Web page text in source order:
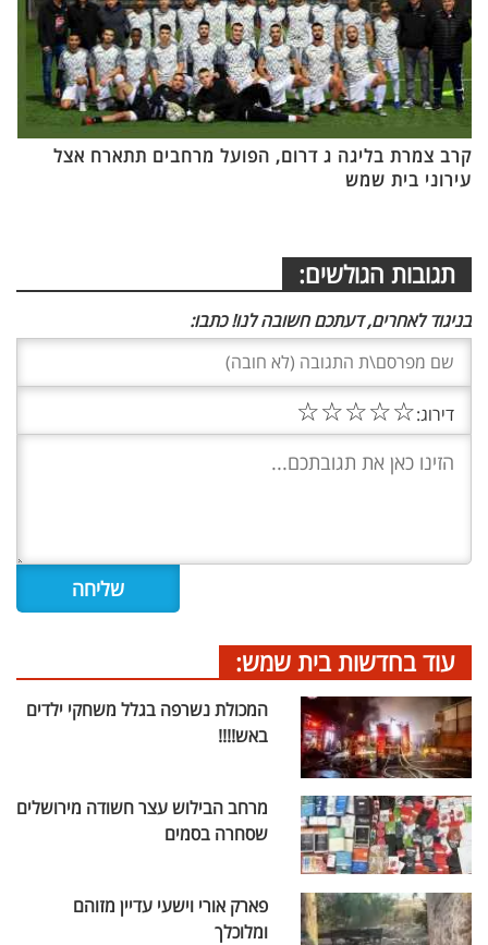
קרב צמרת בליגה ג דרום, הפועל מרחבים תתארח אצל
עירוני בית שמש
תגובות הגולשים:
בניגוד לאחרים, דעתכם חשובה לנו! כתבו:
דירוג:☆
☆
☆
☆
☆
עוד בחדשות בית שמש:
המכולת נשרפה בגלל משחקי ילדים
באש!!!!
מרחב הבילוש עצר חשודה מירושלים
שסחרה בסמים
פארק אורי וישעי עדיין מזוהם
ומלוכלך